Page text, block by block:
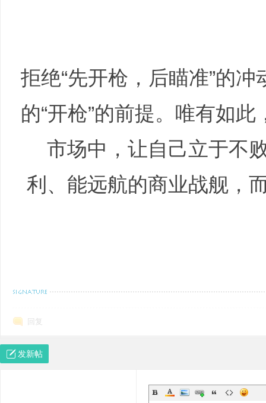
拒绝“先开枪，后瞄准”的冲
的“开枪”的前提。唯有如
市场中，让自己立于不
利、能远航的商业战舰，
回复
发新帖